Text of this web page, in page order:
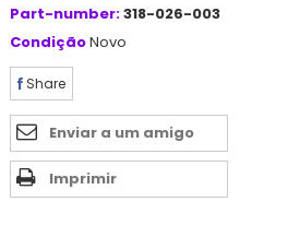
Part-number:318-026-003
CondiçãoNovo
Share
Enviar a um amigo
Imprimir